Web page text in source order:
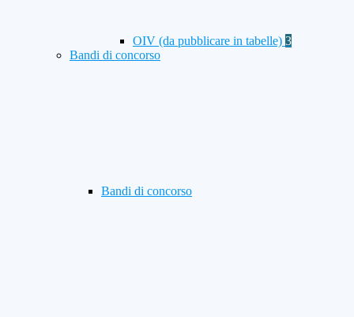
OIV (da pubblicare in tabelle) 3
Bandi di concorso
Bandi di concorso